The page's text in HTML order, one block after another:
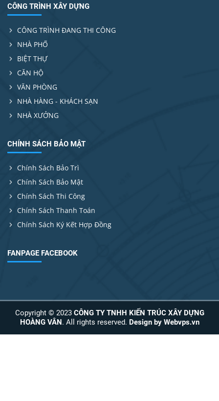
CÔNG TRÌNH XÂY DỰNG
CÔNG TRÌNH ĐANG THI CÔNG
NHÀ PHỐ
BIỆT THỰ
CĂN HỘ
VĂN PHÒNG
NHÀ HÀNG - KHÁCH SẠN
NHÀ XƯỞNG
CHÍNH SÁCH BẢO MẬT
Chính Sách Bảo Trì
Chính Sách Bảo Mật
Chính Sách Thi Công
Chính Sách Thanh Toán
Chính Sách Ký Kết Hợp Đồng
FANPAGE FACEBOOK
Copyright © 2023 CÔNG TY TNHH KIẾN TRÚC XÂY DỰNG
HOÀNG VÂN. All rights reserved. Design by Webvps.vn